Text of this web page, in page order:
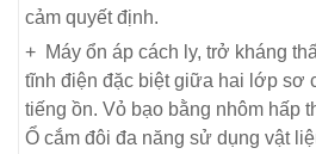
cảm quyết định.
+ Máy ổn áp cách ly, trở kháng
tĩnh điện đặc biệt giữa hai lớp sơ
tiếng ồn. Vỏ bạo bằng nhôm hấp
Ổ cắm đôi đa năng sử dụng vật